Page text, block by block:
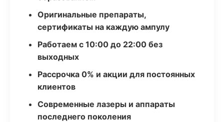
Оригинальные препараты,
сертификаты на каждую ампулу
Работаем с 10:00 до 22:00 без
выходных
Рассрочка 0% и акции для постоянных
клиентов
Современные лазеры и аппараты
последнего поколения